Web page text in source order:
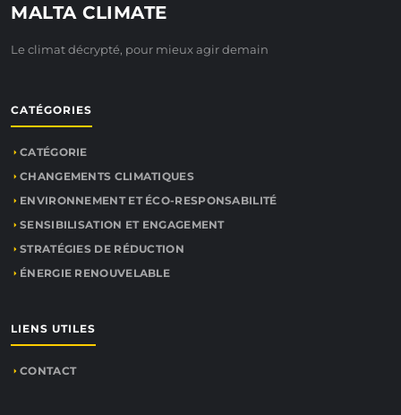
MALTA CLIMATE
Le climat décrypté, pour mieux agir demain
CATÉGORIES
CATÉGORIE
CHANGEMENTS CLIMATIQUES
ENVIRONNEMENT ET ÉCO-RESPONSABILITÉ
SENSIBILISATION ET ENGAGEMENT
STRATÉGIES DE RÉDUCTION
ÉNERGIE RENOUVELABLE
LIENS UTILES
CONTACT